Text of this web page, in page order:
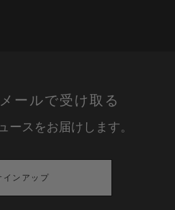
ールで受け取る
ースをお届けします。
インアップ